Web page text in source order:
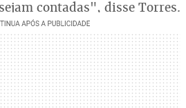
contadas", disse Torres.